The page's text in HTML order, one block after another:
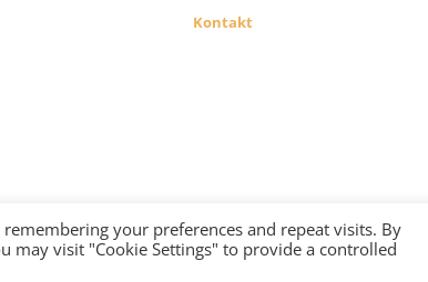
Kontakt
Butterfly Modeschmuck Groß- und Einzelhandels GmbH
your preferences and repeat visits. By
may visit "Cookie Settings" to provide a controlled